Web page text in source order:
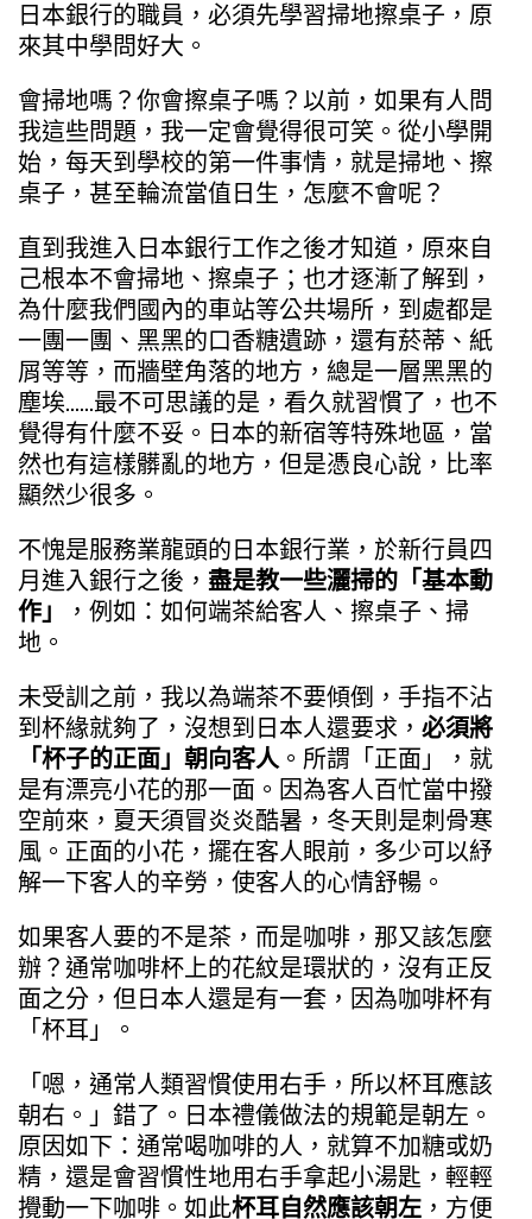
日本銀行的職員，必須先學習掃地擦桌子，原
來其中學問好大。
會掃地嗎？你會擦桌子嗎？以前，如果有人問
我這些問題，我一定會覺得很可笑。從小學開
始，每天到學校的第一件事情，就是掃地、擦
桌子，甚至輪流當值日生，怎麼不會呢？
直到我進入日本銀行工作之後才知道，原來自
己根本不會掃地、擦桌子；也才逐漸了解到，
為什麼我們國內的車站等公共場所，到處都是
一團一團、黑黑的口香糖遺跡，還有菸蒂、紙
屑等等，而牆壁角落的地方，總是一層黑黑的
塵埃……最不可思議的是，看久就習慣了，也不
覺得有什麼不妥。日本的新宿等特殊地區，當
然也有這樣髒亂的地方，但是憑良心說，比率
顯然少很多。
不愧是服務業龍頭的日本銀行業，於新行員四
月進入銀行之後， 盡是教一些灑掃的「基本動
作」
，例如：如何端茶給客人、擦桌子、掃
地。
未受訓之前，我以為端茶不要傾倒，手指不沾
到杯緣就夠了，沒想到日本人還要求， 必須將
「杯子的正面」朝向客人。所謂「正面」，就
是有漂亮小花的那一面。因為客人百忙當中撥
空前來，夏天須冒炎炎酷暑，冬天則是刺骨寒
風。正面的小花，擺在客人眼前，多少可以紓
解一下客人的辛勞，使客人的心情舒暢。
如果客人要的不是茶，而是咖啡，那又該怎麼
辦？通常咖啡杯上的花紋是環狀的，沒有正反
面之分，但日本人還是有一套，因為咖啡杯有
「杯耳」。
「嗯，通常人類習慣使用右手，所以杯耳應該
朝右。」錯了。日本禮儀做法的規範是朝左。
原因如下：通常喝咖啡的人，就算不加糖或奶
精，還是會習慣性地用右手拿起小湯匙，輕輕
攪動一下咖啡。如此杯耳自然應該朝左 ，方便